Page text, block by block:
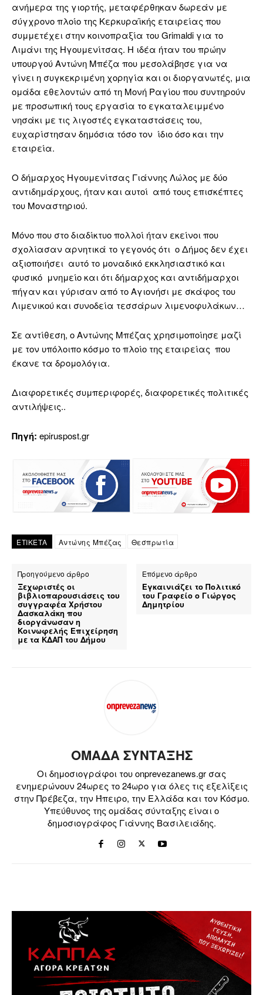
ανήμερα της γιορτής, μεταφέρθηκαν δωρεάν με
σύγχρονο πλοίο της Κερκυραϊκής εταιρείας που
συμμετέχει στην κοινοπραξία του Grimaldi για το
Λιμάνι της Ηγουμενίτσας. Η ιδέα ήταν του πρώην
υπουργού Αντώνη Μπέζα που μεσολάβησε για να
γίνει η συγκεκριμένη χορηγία και οι διοργανωτές, μια
ομάδα εθελοντών από τη Μονή Ραγίου που συντηρούν
με προσωπική τους εργασία το εγκαταλειμμένο
νησάκι με τις λιγοστές εγκαταστάσεις του,
ευχαρίστησαν δημόσια τόσο τον ίδιο όσο και την
εταιρεία.
Ο δήμαρχος Ηγουμενίτσας Γιάννης Λώλος με δύο
αντιδημάρχους, ήταν και αυτοί από τους επισκέπτες
του Μοναστηριού.
Μόνο που στο διαδίκτυο πολλοί ήταν εκείνοι που
σχολίασαν αρνητικά το γεγονός ότι ο Δήμος δεν έχει
αξιοποιήσει αυτό το μοναδικό εκκλησιαστικό και
φυσικό μνημείο και ότι δήμαρχος και αντιδήμαρχοι
πήγαν και γύρισαν από το Αγιονήσι με σκάφος του
Λιμενικού και συνοδεία τεσσάρων λιμενοφυλάκων…
Σε αντίθεση, ο Αντώνης Μπέζας χρησιμοποίησε μαζί
με τον υπόλοιπο κόσμο το πλοίο της εταιρείας που
έκανε τα δρομολόγια.
Διαφορετικές συμπεριφορές, διαφορετικές πολιτικές
αντιλήψεις..
Πηγή: epiruspost.gr
ΕΤΙΚΕΤΑ Αντώνης Μπέζας Θεσπρωτία
Προηγούμενο άρθρο
Ξεχωριστές οι
βιβλιοπαρουσιάσεις του
συγγραφέα Χρήστου
Δασκαλάκη που
διοργάνωσαν η
Κοινωφελής Επιχείρηση
με τα ΚΔΑΠ του Δήμου
Επόμενο άρθρο
Εγκαινιάζει το Πολιτικό
του Γραφείο ο Γιώργος
Δημητρίου
ΟΜΑΔΑ ΣΥΝΤΑΞΗΣ
Οι δημοσιογράφοι του onprevezanews.gr σας
ενημερώνουν 24ωρες το 24ωρο για όλες τις εξελίξεις
στην Πρέβεζα, την Ήπειρο, την Ελλάδα και τον Κόσμο.
Υπεύθυνος της ομάδας σύνταξης είναι ο
δημοσιογράφος Γιάννης Βασιλειάδης.